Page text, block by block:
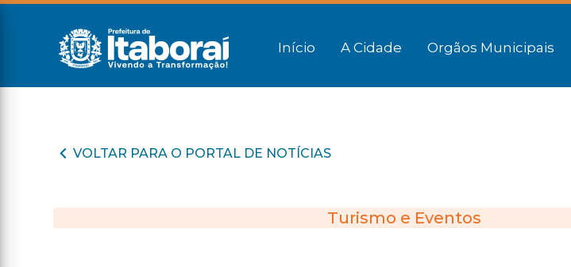
Início A Cidade Orgãos Municipais
VOLTAR PARA O PORTAL DE NOTÍCIAS
Turismo e Eventos